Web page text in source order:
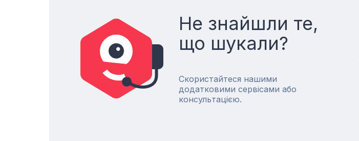
Не знайшли те,
що шукали?
Скористайтеся нашими
додатковими сервісами або
консультацією.